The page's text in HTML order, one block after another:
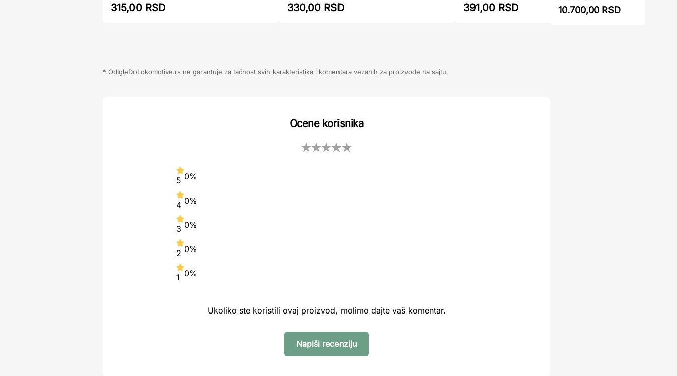
315,00 RSD 330,00 RSD 391,00 RSD
* OdIgleDoLokomotive.rs ne garantuje za tačnost svih karakteristika i komentara vezanih za proizvode na sajtu.
Ocene korisnika
5 0%
4 0%
3 0%
2 0%
1 0%
Ukoliko ste koristili ovaj proizvod, molimo dajte vaš komentar.
Napiši recenziju
10.700,00 RSD